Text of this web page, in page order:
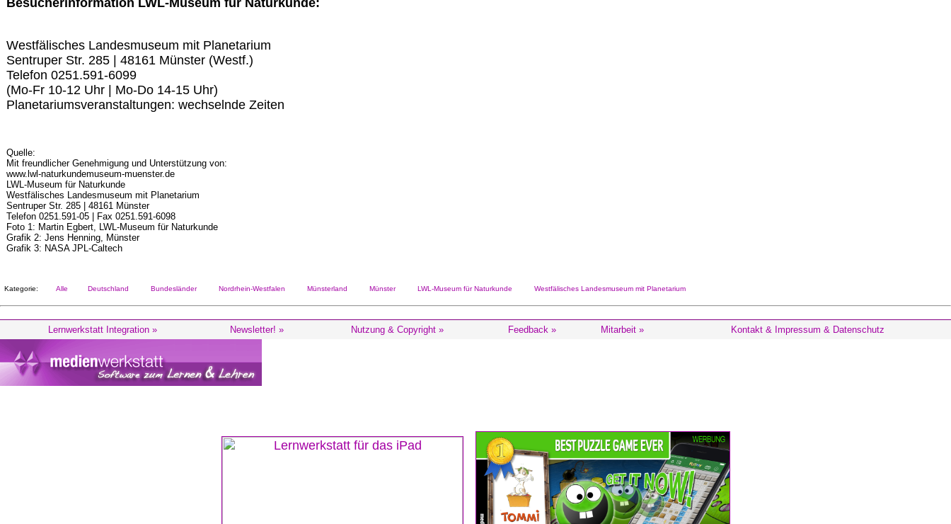
Besucherinformation LWL-Museum für Naturkunde:
Westfälisches Landesmuseum mit Planetarium
Sentruper Str. 285 | 48161 Münster (Westf.)
Telefon 0251.591-6099
(Mo-Fr 10-12 Uhr | Mo-Do 14-15 Uhr)
Planetariumsveranstaltungen: wechselnde Zeiten
Quelle:
Mit freundlicher Genehmigung und Unterstützung von:
www.lwl-naturkundemuseum-muenster.de
LWL-Museum für Naturkunde
Westfälisches Landesmuseum mit Planetarium
Sentruper Str. 285 | 48161 Münster
Telefon 0251.591-05 | Fax 0251.591-6098
Foto 1: Martin Egbert, LWL-Museum für Naturkunde
Grafik 2: Jens Henning, Münster
Grafik 3: NASA JPL-Caltech
Kategorie: Alle Deutschland Bundesländer Nordrhein-Westfalen Münsterland Münster LWL-Museum für Naturkunde Westfälisches Landesmuseum mit Planetarium
Lernwerkstatt Integration » Newsletter! » Nutzung & Copyright » Feedback » Mitarbeit » Kontakt & Impressum & Datenschutz